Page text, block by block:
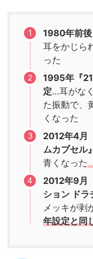
1980年前後
耳をかじら
った
1995年『
定…耳がな
た振動で、
くなった
2012年4月
ムカプセル
青くなった
2012年9月
ション ド
メッキが剥
年設定と同